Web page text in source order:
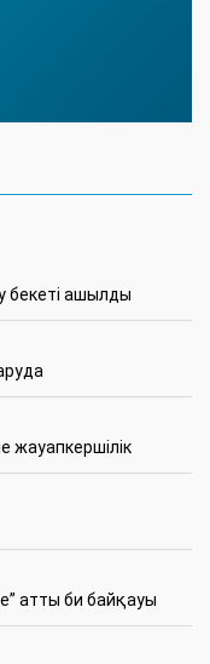
бекеті ашылды
жауапкершілік
атты би байқауы